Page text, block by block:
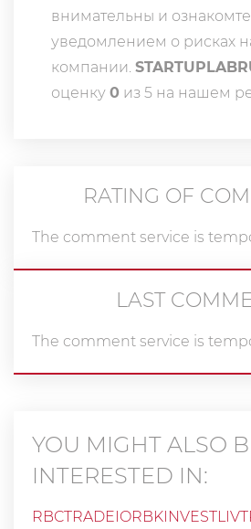
внимательны и
уведомлением о рисках
компании.
оценку 0 из 5 на нашем
RATING OF
The comment service is
LAST
The comment service is
YOU MIGHT ALSO
INTERESTED IN:
RBCTRADEIORBKINVEST